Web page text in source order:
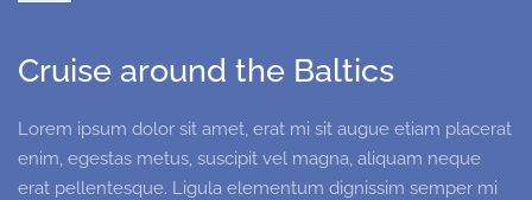
Cruise around the Baltics
Lorem ipsum dolor sit amet, erat mi sit augue etiam placerat
enim, egestas metus, suscipit vel magna, aliquam neque
erat pellentesque. Ligula elementum dignissim semper mi